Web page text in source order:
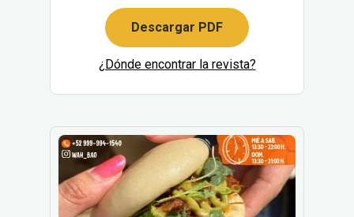
Descargar PDF
¿Dónde encontrar la revista?